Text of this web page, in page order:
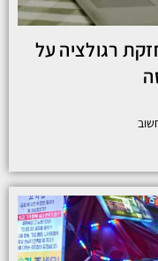
רגולציה על